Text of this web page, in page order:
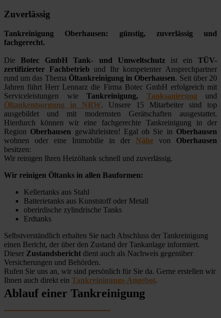
Zuverlässig
Tankreinigung Oberhausen: günstig, zuverlässig und
fachgerecht.
DieBotec GmbH Tank- und Umweltschutzist ein TÜV-
zertifizierter Fachbetrieb und Ihr kompetenter Ansprechpartner
rund um das Thema Öltankreinigung in Oberhausen. Seit über 20
Jahren führt Herr Lennarz die Firma Botec GmbH erfolgreich mit
Serviceleistungen wie Tankreinigung, Tanksanierung und
Öltankentsorgung in NRW. Unsere 15 Mitarbeiter sind top
ausgebildet und mit modernsten Gerätschaften ausgestattet.
Hierdurch können wir eine fachgerechte Tankreinigung in der
Region Oberhausen gewährleisten! Egal ob Sie in Oberhausen
wohnen oder eine Immobilie in der Nähe von Oberhausen
besitzen:
Wir reinigen Ihren Heizöltank schnell und zuverlässig.
Wir reinigen Öltanks in allen Bauformen:
Kellertanks aus Stahl
Batterietanks aus Kunststoff oder Metall
oberirdische zylindrische Tanks
Erdtanks
Selbstverständlich erhalten Sie nach Abschluss der Tankreinigung
einen Bericht, der über den Zustand der Tankanlage informiert.
Dieser Zustandsbericht dient auch als Nachweis gegenüber
Versicherungen und Behörden.
Rufen Sie uns an, wir sind persönlich für Sie da. Gerne erstellen wir
Ihnen auch direkt ein Tankreinigungs-Angebot.
Ablauf einer Tankreinigung